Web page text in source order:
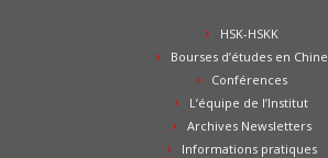
HSK-HSKK
Bourses d’études en Chine
Conférences
L’équipe de l’Institut
Archives Newsletters
Informations pratiques